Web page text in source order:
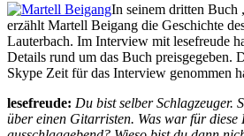
In seinem dritten Buch
erzählt Martell Beigang die Geschichte
Lauterbach. Im Interview mit lesefreude
Details rund um das Buch preisgegeben.
Skype Zeit für das Interview genommen
lesefreude: Du bist selber Schlagzeuger.
über einen Gitarristen. Was war für diese